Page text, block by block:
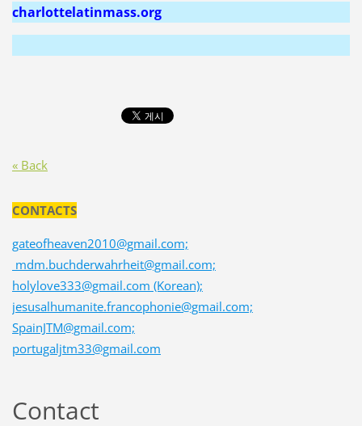
charlottelatinmass.org
« Back
CONTACTS
gateofheaven2010@gmail.com;
mdm.buchderwahrheit@gmail.com;
holylove333@gmail.com (Korean);
jesusalhumanite.francophonie@gmail.com;
SpainJTM@gmail.com;
portugaljtm33@gmail.com
Contact